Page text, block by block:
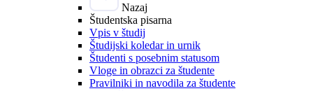
Nazaj
Študentska pisarna
Vpis v študij
Študijski koledar in urnik
Študenti s posebnim statusom
Vloge in obrazci za študente
Pravilniki in navodila za študente